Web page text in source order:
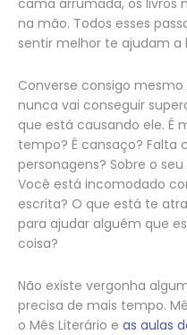
cama arrumada, os livros
na mão. Todos esses
sentir melhor te ajudam a
Converse consigo
nunca vai conseguir
que está causando ele. É
tempo? É cansaço? Falta
personagens? Sobre o
Você está incomodado
escrita? O que está te
para ajudar alguém que
coisa?
Não existe vergonha
precisa de mais tempo.
o Mês Literário e as aulas